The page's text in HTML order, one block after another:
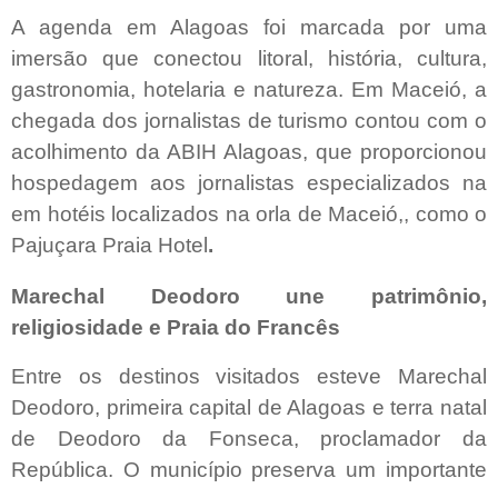
A agenda em Alagoas foi marcada por uma
imersão que conectou litoral, história, cultura,
gastronomia, hotelaria e natureza. Em Maceió, a
chegada dos jornalistas de turismo contou com o
acolhimento da ABIH Alagoas, que proporcionou
hospedagem aos jornalistas especializados na
em hotéis localizados na orla de Maceió,, como o
Pajuçara Praia Hotel.
Marechal Deodoro une patrimônio,
religiosidade e Praia do Francês
Entre os destinos visitados esteve Marechal
Deodoro, primeira capital de Alagoas e terra natal
de Deodoro da Fonseca, proclamador da
República. O município preserva um importante